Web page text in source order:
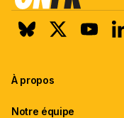
À propos
Notre équipe